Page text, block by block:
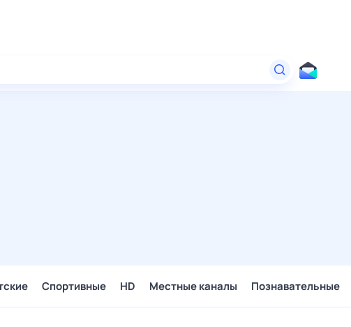
Спортивные HD Местные каналы Познавательные